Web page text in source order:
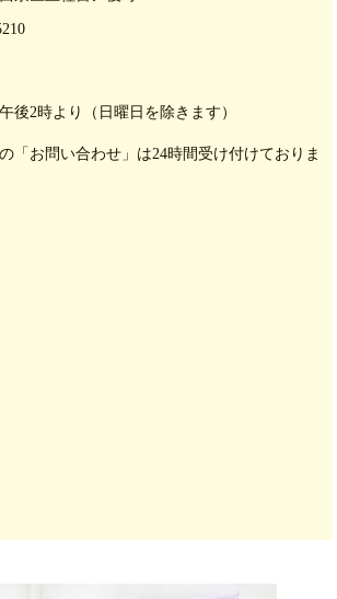
午後2時より（日曜日を除きます）
「お問い合わせ」は24時間受け付けておりま